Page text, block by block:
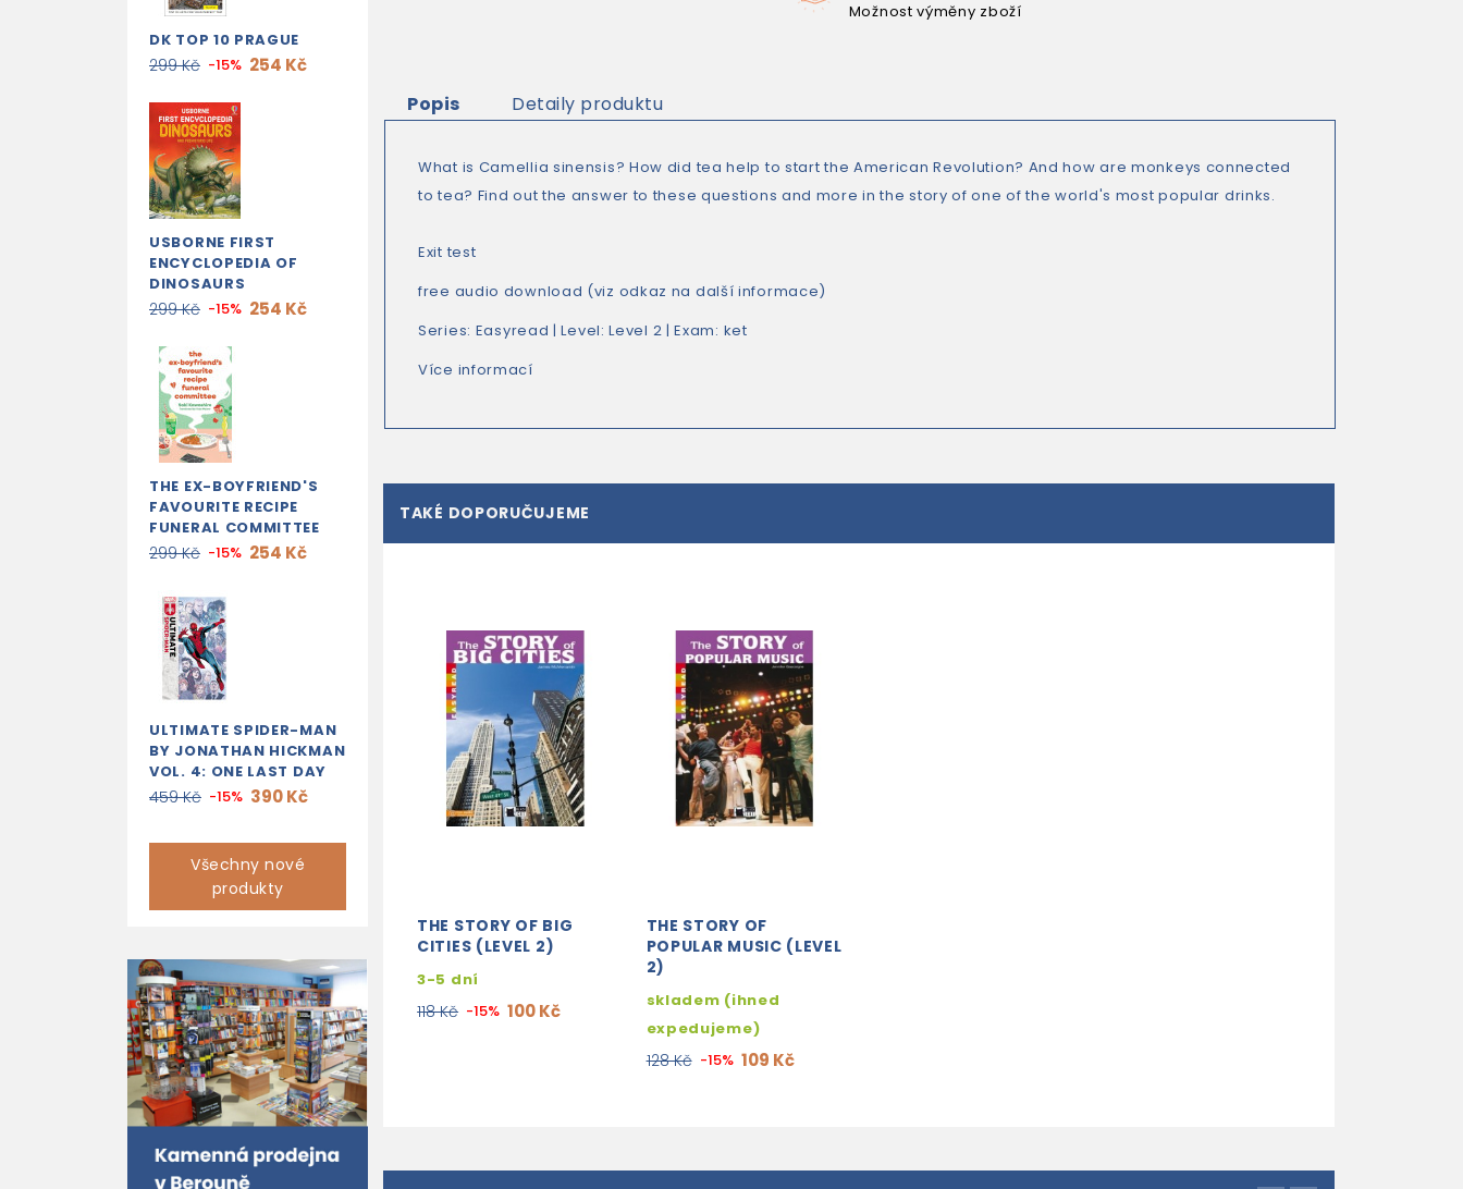
DK TOP 10 PRAGUE
299 Kč -15% 254 Kč
USBORNE FIRST
ENCYCLOPEDIA OF
DINOSAURS
299 Kč -15% 254 Kč
THE EX-BOYFRIEND'S
FAVOURITE RECIPE
FUNERAL COMMITTEE
299 Kč -15% 254 Kč
ULTIMATE SPIDER-MAN
BY JONATHAN HICKMAN
VOL. 4: ONE LAST DAY
459 Kč -15% 390 Kč
Všechny nové
produkty
Možnost výměny zboží
Popis Detaily produktu
What is Camellia sinensis? How did tea help to start the American Revolution? And how are monkeys connected
to tea? Find out the answer to these questions and more in the story of one of the world's most popular drinks.
Exit test
free audio download (viz odkaz na další informace)
Series: Easyread | Level:Level 2 | Exam: ket
Více informací
TAKÉ DOPORUČUJEME
THE STORY OF BIG
CITIES (LEVEL 2)
3-5 dní
118 Kč -15% 100 Kč
THE STORY OF
POPULAR MUSIC (LEVEL
2)
skladem (ihned
expedujeme)
128 Kč -15% 109 Kč